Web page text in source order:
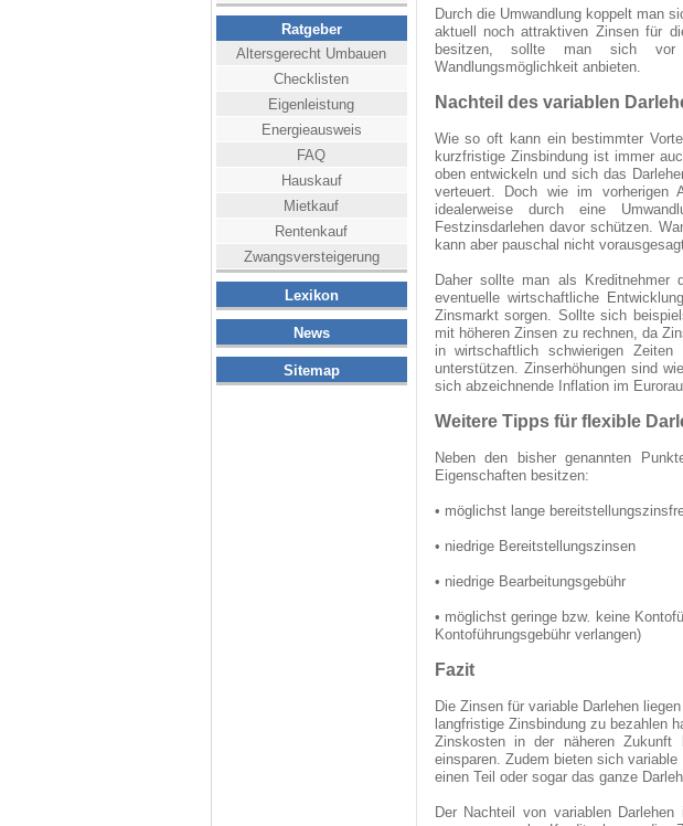
Ratgeber
Altersgerecht Umbauen
Checklisten
Eigenleistung
Energieausweis
FAQ
Hauskauf
Mietkauf
Rentenkauf
Zwangsversteigerung
Lexikon
News
Sitemap
Durch die Umwandlung koppelt man
aktuell noch attraktiven Zinsen für
besitzen, sollte man sich vor
Wandlungsmöglichkeit anbieten.
Nachteil des variablen
Wie so oft kann ein bestimmter
kurzfristige Zinsbindung ist immer
oben entwickeln und sich das
verteuert. Doch wie im vorherigen
idealerweise durch eine
Festzinsdarlehen davor schützen.
kann aber pauschal nicht
Daher sollte man als Kreditnehmer
eventuelle wirtschaftliche
Zinsmarkt sorgen. Sollte sich
mit höheren Zinsen zu rechnen, da
in wirtschaftlich schwierigen
unterstützen. Zinserhöhungen sind
sich abzeichnende Inflation im
Weitere Tipps für flexible
Neben den bisher genannten
Eigenschaften besitzen:
• möglichst lange
• niedrige Bereitstellungszinsen
• niedrige Bearbeitungsgebühr
• möglichst geringe bzw. keine
Kontoführungsgebühr verlangen)
Fazit
Die Zinsen für variable Darlehen
langfristige Zinsbindung zu bezahlen
Zinskosten in der näheren Zukunft
einsparen. Zudem bieten sich
einen Teil oder sogar das ganze
Der Nachteil von variablen